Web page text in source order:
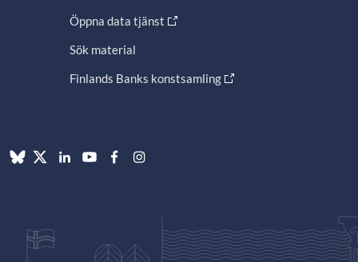
Öppna data tjänst
Sök material
Finlands Banks konstsamling